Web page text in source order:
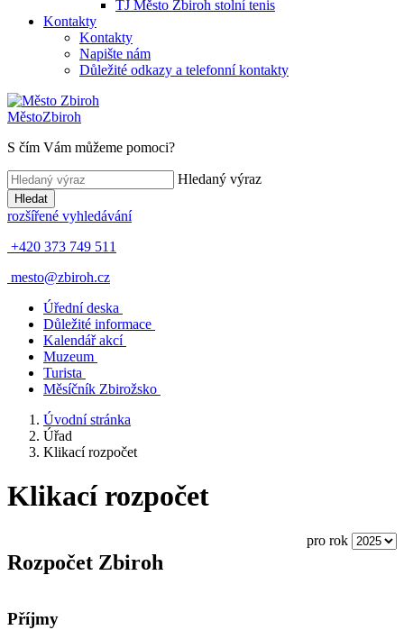
TJ Město Zbiroh stolní tenis
Kontakty
Kontakty
Napište nám
Důležité odkazy a telefonní kontakty
MěstoZbiroh
S čím Vám můžeme pomoci?
Hledaný výraz
Hledat
rozšířené vyhledávání
+420 373 749 511
mesto@zbiroh.cz
Úřední deska
Důležité informace
Kalendář akcí
Muzeum
Turista
Měsíčník Zbirožsko
Úvodní stránka
Úřad
Klikací rozpočet
Klikací rozpočet
pro rok
Rozpočet Zbiroh
Příjmy